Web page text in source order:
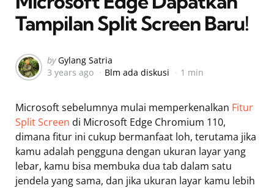
Tampilan Split Screen Baru!
Posted
by
by Gylang Satria
3 years ago
Blm ada diskusi 1 min
Microsoft sebelumnya mulai memperkenalkan Fitur
Split Screen di Microsoft Edge Chromium 110,
dimana fitur ini cukup bermanfaat loh, terutama jika
kamu adalah pengguna dengan ukuran layar yang
lebar, kamu bisa membuka dua tab dalam satu
jendela yang sama, dan jika ukuran layar kamu lebih